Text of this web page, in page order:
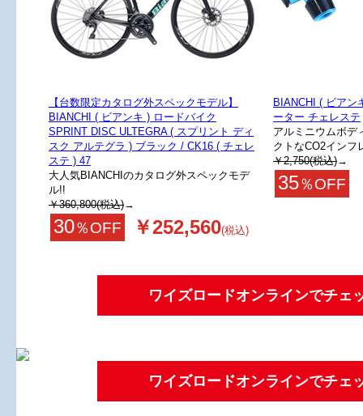
【台数限定カタログ外スペックモデル】
BIANCHI ( ビアンキ ) ロードバイク
SPRINT DISC ULTEGRA ( スプリント ディ
スク アルテグラ ) ブラック / CK16 ( チェレ
ステ ) 47
大人気BIANCHIのカタログ外スペックモデ
ル!!
￥360,800(税込)→
30％OFF ￥252,560(税込)
BIANCHI ( ビアン
ーター チェレステ
アルミニウムボデ
クトなCO2インフ
￥2,750(税込)→
35％OFF
ワイズロードオンラインでチェ
ワイズロードオンラインでチェ